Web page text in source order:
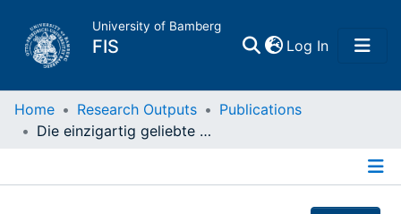
University of Bamberg
FIS Log In(current)
Home
Home Research Outputs
Publications
Die einzigartig geliebte Stadt : Heinrich II. und Bamberg